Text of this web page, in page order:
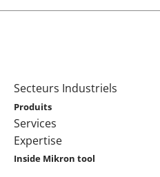
Main navigation
Secteurs Industriels
Produits
Services
Expertise
Inside Mikron tool